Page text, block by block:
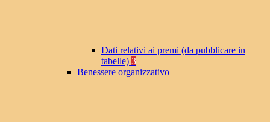
Dati relativi ai premi (da pubblicare in
tabelle) 3
Benessere organizzativo